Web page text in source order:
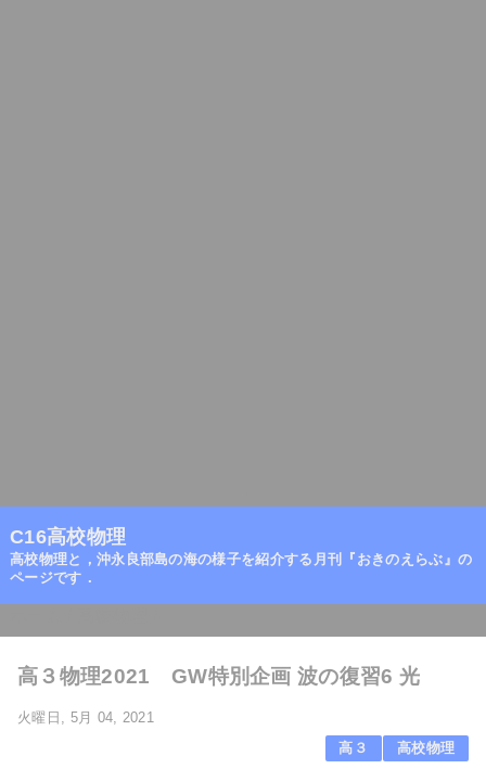
C16高校物理
高校物理と，沖永良部島の海の様子を紹介する月刊『おきのえらぶ』の
ページです．
高３物理2021 GW特別企画 波の復習6 光
火曜日, 5月 04, 2021
高３
高校物理